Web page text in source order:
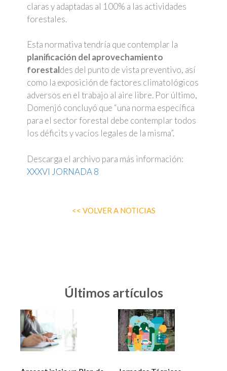
claras y adaptadas al 100% a las actividades
forestales.
Esta normativa tendría que contemplar la
planificación del aprovechamiento
forestaldes del punto de vista preventivo, así
como la exposición de factores climatológicos
adversos en el trabajo al aire libre. Por último,
Domenjó concluyó que “una norma específica
para el sector forestal debe contemplar todos
los déficits y vacíos legales de la misma”.
Descarga el archivo para más información:
XXXVI JORNADA 8
<< VOLVER A NOTICIAS
Últimos artículos